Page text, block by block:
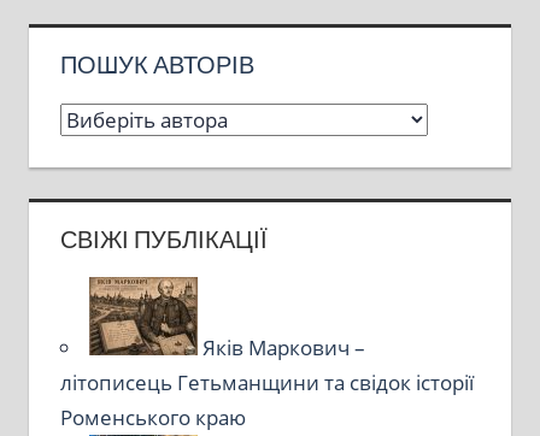
ПОШУК АВТОРІВ
СВІЖІ ПУБЛІКАЦІЇ
Яків Маркович –
літописець Гетьманщини та свідок історії
Роменського краю